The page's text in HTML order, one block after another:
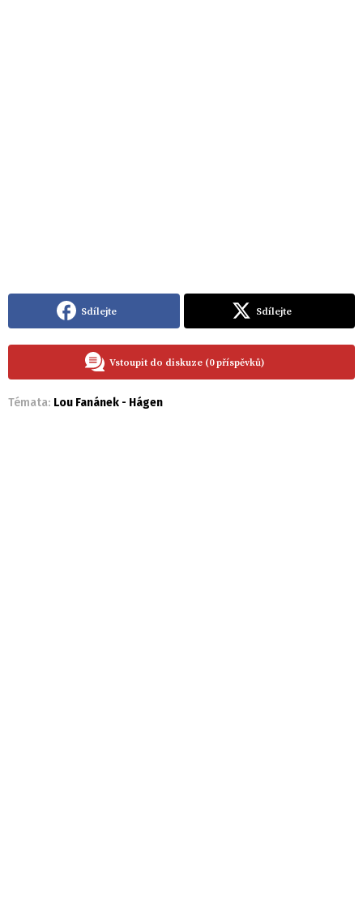
Sdílejte Sdílejte
Vstoupit do diskuze (0 příspěvků)
Témata: Lou Fanánek - Hágen